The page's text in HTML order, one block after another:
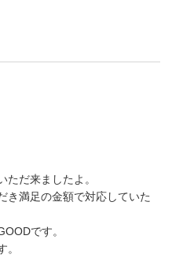
ただ来ましたよ。
き満足の金額で対応していた
です。